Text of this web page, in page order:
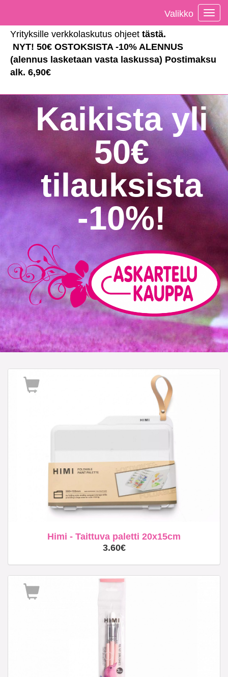
Yrityksille verkkolaskutus ohjeet tästä.
NYT! 50€ OSTOKSISTA -10% ALENNUS
(alennus lasketaan vasta laskussa) Postimaksu
alk. 6,90€
Valikko
Kaikista yli
50€
tilauksista
-10%!
Himi - Taittuva paletti 20x15cm
3.60€